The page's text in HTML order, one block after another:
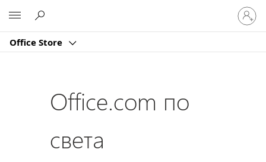
Office Store
Влезте
във
вашия
Office.com по
света